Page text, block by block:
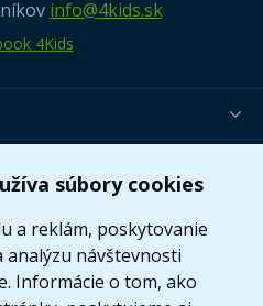
súbory cookies
a reklám, poskytovanie
analýzu návštevnosti
Informácie o tom, ako
info@4kids.sk
4Kids